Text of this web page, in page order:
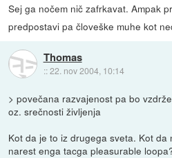
Sej ga nočem nič zafrkavat. Ampak
predpostavi pa človeške muhe kot
Thomas
::22. nov 2004, 10:14
> povečana razvajenost pa bo
oz. srečnosti življenja
Kot da je to iz drugega sveta. Kot da
narest enga tacga pleasurable